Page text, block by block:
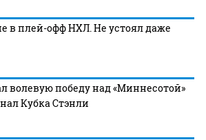
в плей-офф НХЛ. Не устоял даже
волевую победу над «Миннесотой»
Кубка Стэнли